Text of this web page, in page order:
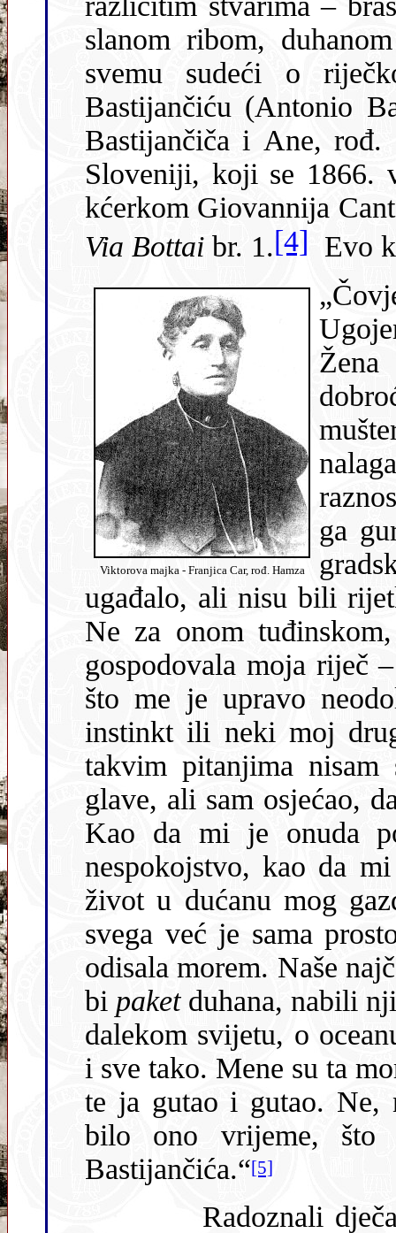
slanom ribom,
svemu sudeći o riječkom trgovcu i posjedniku Antonu
Bastijančiću (Antonio Bastiancich,
Bastijančiča i Ane, rođ.
Sloveniji, koji se 1866.
kćerkom
Via Bottai br. 1.[4] Evo
Viktorova majka - Franjica Car, rođ. Hamza
nalagali.
ga gurao ili
ugađalo, ali nisu bili rijetki trenuci, kad sam žalio za školom.
Ne za onom tuđinskom, već za nekom
gospodovala moja riječ – ona
što me je upravo
instinkt ili neki moj
takvim pitanjima nisam sebi u onim mlađim danima lomio
glave, ali sam osjećao, da mi dolje
Kao da mi je onuda
nespokojstvo, kao da
život u dućanu mog gazde bio bez svake privlačivosti. Prije
svega već je sama prostorija –
odisala morem. Naše najčešće
bi paketduhana, nabili njime
dalekom svijetu, o
i sve tako. Mene su ta mornarska ćaskanja interesirala sve više,
te ja gutao i gutao. Ne, ni pusto ni beskorisno nije za mene
bilo ono vrijeme, što sam ga proveo
Bastijančića.“[5]